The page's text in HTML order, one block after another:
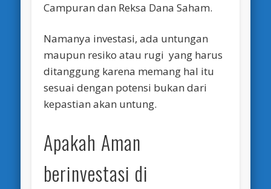
Campuran dan Reksa Dana Saham.
Namanya investasi, ada untungan
maupun resiko atau rugi yang harus
ditanggung karena memang hal itu
sesuai dengan potensi bukan dari
kepastian akan untung.
Apakah Aman
berinvestasi di